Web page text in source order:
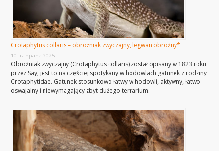
Crotaphytus collaris – obrożniak zwyczajny, legwan obrożny*
10 listopada 2025
Obrożniak zwyczajny (Crotaphytus collaris) został opisany w 1823 roku
przez Say, jest to najczęściej spotykany w hodowlach gatunek z rodziny
Crotaphytidae. Gatunek stosunkowo łatwy w hodowli, aktywny, łatwo
oswajalny i niewymagający zbyt dużego terrarium.